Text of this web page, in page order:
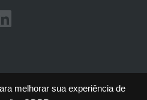
melhorar sua experiência de